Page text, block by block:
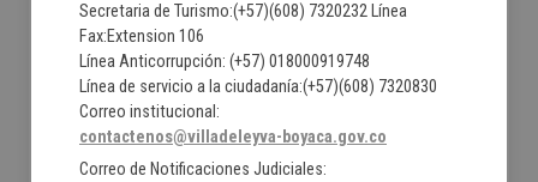
Secretaria de Turismo:(+57)(608) 7320232 Línea
Fax:Extension 106
Línea Anticorrupción: (+57) 018000919748
Línea de servicio a la ciudadanía:(+57)(608) 7320830
Correo institucional:
contactenos@villadeleyva-boyaca.gov.co
Correo de Notificaciones Judiciales: